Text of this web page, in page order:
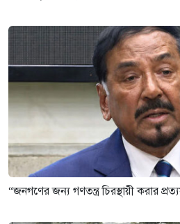
“জনগণের জন্য গণতন্ত্র চিরস্থায়ী করার প্রত্যয়